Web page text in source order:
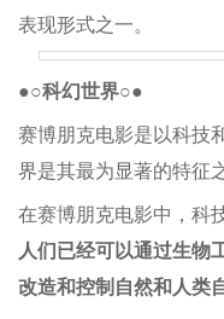
表现形式之一。
●○科幻世界○●
赛博朋克电影是以科技
界是其最为显著的特征
在赛博朋克电影中，科
人们已经可以通过生物
改造和控制自然和人类